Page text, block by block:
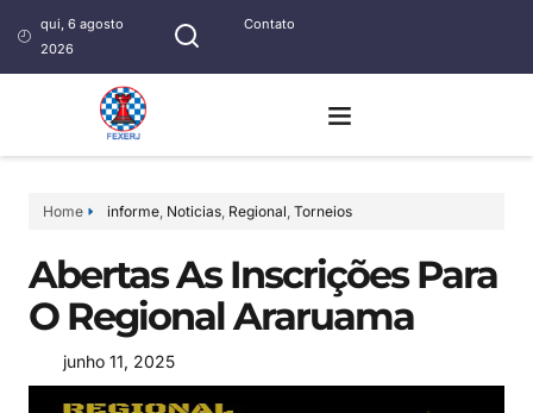
qui, 6 agosto
2026
Contato
Home informe, Noticias, Regional, Torneios
Abertas As Inscrições Para
O Regional Araruama
junho 11, 2025